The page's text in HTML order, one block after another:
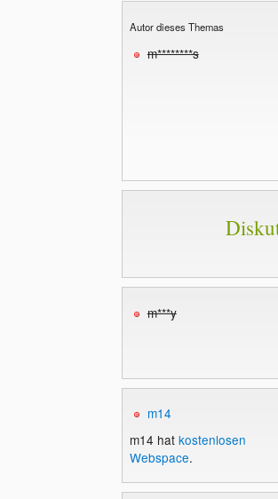
Autor dieses Themas
m********s
m***y
m14
m14 hat kostenlosen
Webspace.